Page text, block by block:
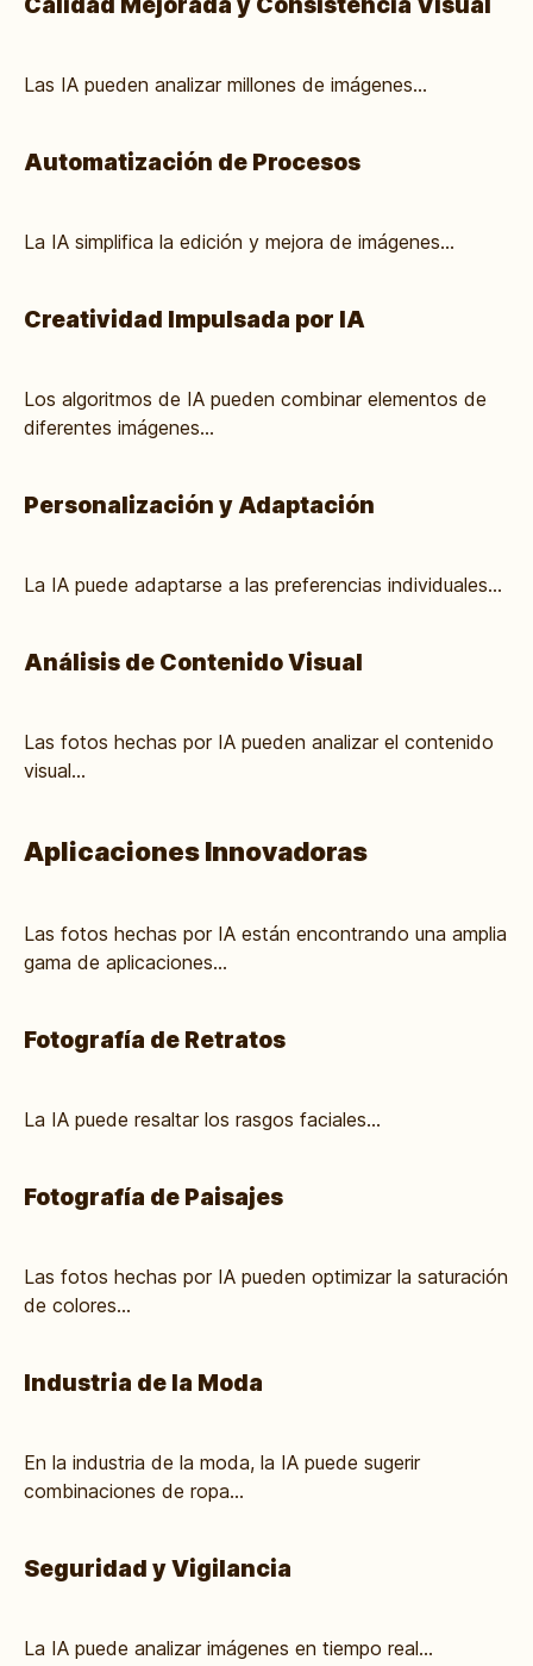
Calidad Mejorada y Consistencia Visual
Las IA pueden analizar millones de imágenes...
Automatización de Procesos
La IA simplifica la edición y mejora de imágenes...
Creatividad Impulsada por IA
Los algoritmos de IA pueden combinar elementos de
diferentes imágenes...
Personalización y Adaptación
La IA puede adaptarse a las preferencias individuales...
Análisis de Contenido Visual
Las fotos hechas por IA pueden analizar el contenido
visual...
Aplicaciones Innovadoras
Las fotos hechas por IA están encontrando una amplia
gama de aplicaciones...
Fotografía de Retratos
La IA puede resaltar los rasgos faciales...
Fotografía de Paisajes
Las fotos hechas por IA pueden optimizar la saturación
de colores...
Industria de la Moda
En la industria de la moda, la IA puede sugerir
combinaciones de ropa...
Seguridad y Vigilancia
La IA puede analizar imágenes en tiempo real...